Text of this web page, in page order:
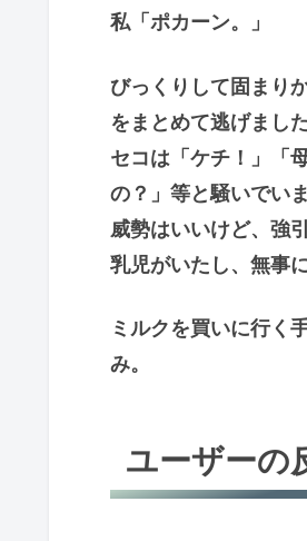
私「ポカーン。」
びっくりして固まり
をまとめて逃げました
セコは「ケチ！」「
の？」等と騒いでいま
威勢はいいけど、強
乳児がいたし、無事
ミルクを買いに行く
み。
ユーザーの